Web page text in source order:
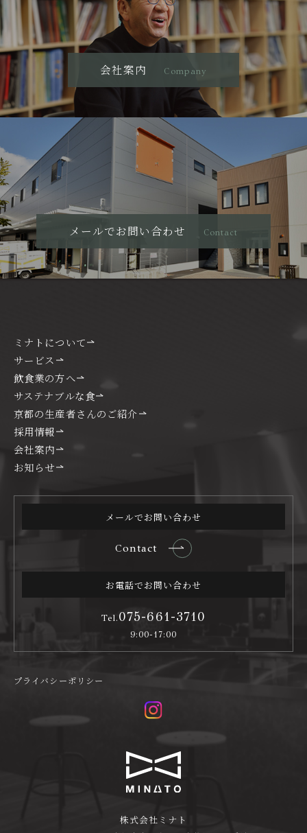
会社案内 Company
メールでお問い合わせ Contact
株式会社ミナト
ミナトについて
サービス
飲食業の方へ
サステナブルな食
京都の生産者さんのご紹介
採用情報
会社案内
お知らせ
メールでお問い合わせ
Contact
お電話でお問い合わせ
Tel.075-661-3710
9:00-17:00
プライバシーポリシー